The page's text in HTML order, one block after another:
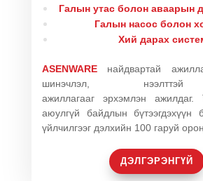
Галын утас болон аваарын
Галын насос болон
Хий дарах
ASENWARE найдвартай
шинэчлэл,
ажиллагааг эрхэмлэн ажилдаг.
аюулгүй байдлын бүтээгдэхүүн
үйлчилгээг дэлхийн 100 гаруй
ДЭЛГЭРЭНГҮЙ